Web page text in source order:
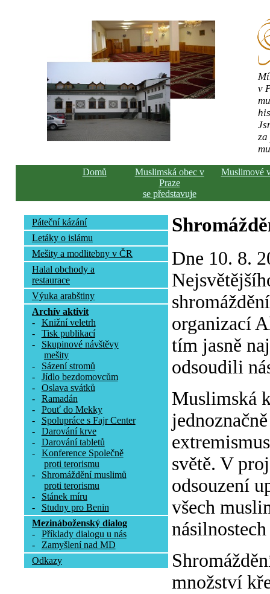
v
Domů
Muslimská obec v
Praze
se představuje
Muslimové
Páteční kázání
Letáky o islámu
Mešity a modlitebny v ČR
Halal obchody a
restaurace
Výuka arabštiny
Archív aktivit
-
Knižní veletrh
-
Tisk publikací
-
Skupinové návštěvy
mešity
-
Sázení stromů
-
Jídlo bezdomovcům
-
Oslava svátků
-
Ramadán
-
Pouť do Mekky
-
Spolupráce s Fajr Center
-
Darování krve
-
Darování tabletů
-
Konference Společně
proti terorismu
-
Shromáždění muslimů
proti terorismu
-
Stánek míru
-
Studny pro Benin
Mezináboženský dialog
-
Příklady dialogu u nás
-
Zamyšlení nad MD
Odkazy
Dne 10. 8.
organizací
tím jasně
odsoudili
Muslimská
světě. V
odsouzení
všech
množství